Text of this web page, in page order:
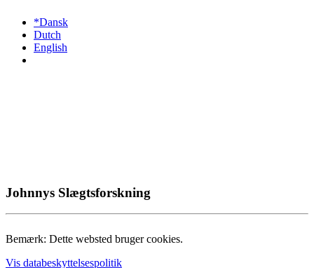
*Dansk
Dutch
English
Johnnys Slægtsforskning
Bemærk: Dette websted bruger cookies.
Vis databeskyttelsespolitik